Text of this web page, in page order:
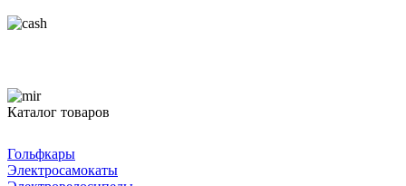
Каталог товаров
Гольфкары
Электросамокаты